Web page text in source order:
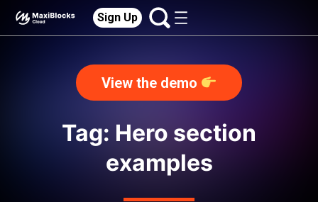
Sign Up
View the demo
Tag: Hero section
examples